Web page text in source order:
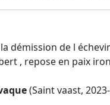
démission de l
, repose en paix
(Saint vaast,